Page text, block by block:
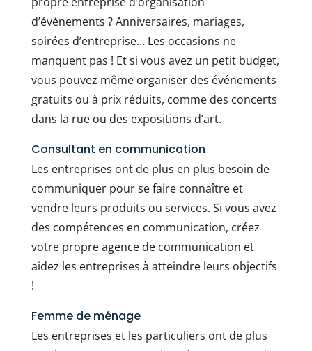
d’événements ? Anniversaires, mariages,
soirées d’entreprise… Les occasions ne
manquent pas ! Et si vous avez un petit budget,
vous pouvez même organiser des événements
gratuits ou à prix réduits, comme des concerts
dans la rue ou des expositions d’art.
Consultant en communication
Les entreprises ont de plus en plus besoin de
communiquer pour se faire connaître et
vendre leurs produits ou services. Si vous avez
des compétences en communication, créez
votre propre agence de communication et
aidez les entreprises à atteindre leurs objectifs
!
Femme de ménage
Les entreprises et les particuliers ont de plus